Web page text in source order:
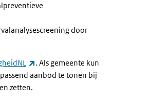
door
(externe link)
. Als gemeente kun
aanbod te tonen bij
zetten.